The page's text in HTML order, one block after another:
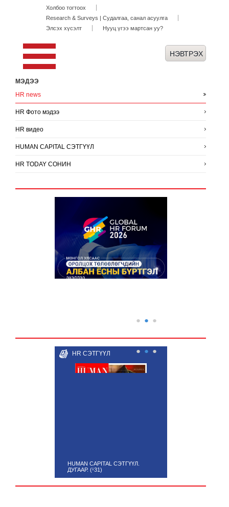
Холбоо тогтоох
Research & Surveys | Судалгаа, санал асуулга
Элсэх хүсэлт
Нууц үгээ мартсан уу?
МЭДЭЭ
HR news
HR Фото мэдээ
HR видео
HUMAN CAPITAL СЭТГҮҮЛ
HR TODAY СОНИН
● ● ●
HR СЭТГҮҮЛ
HUMAN CAPITAL СЭТГҮҮЛ.
ДУГААР. (¹31)
● ● ●